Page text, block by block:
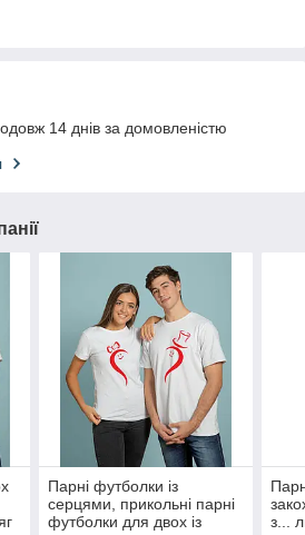
14 днів за домовленістю
Парні футболки із
серцями, прикольні парні
футболки для двох із
з...